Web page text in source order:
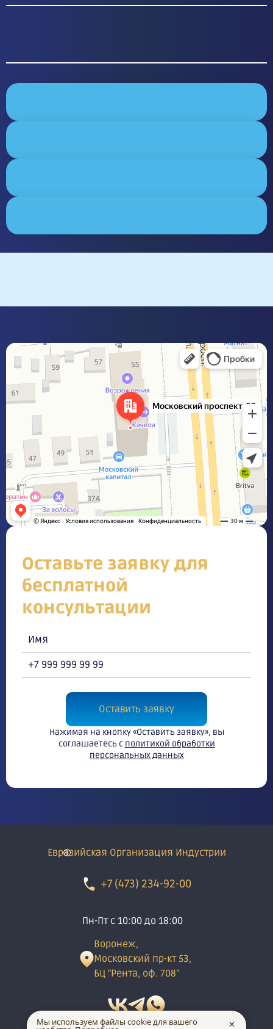
Оставьте заявку для
бесплатной
консультации
Оставить заявку
Нажимая на кнопку «Оставить заявку», вы
соглашаетесь с политикой обработки
персональных данных
Евразийская Организация Индустрии
+7 (473) 234-92-00
Пн-Пт с 10:00 до 18:00
Воронеж,
Московский пр-кт 53,
БЦ "Рента, оф. 708"
Мы используем файлы cookie для вашего ✕